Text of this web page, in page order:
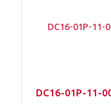
DC16-01P-11-